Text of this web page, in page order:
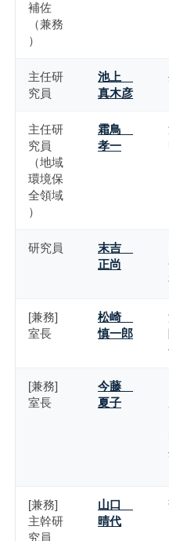
補佐
（兼務
）
主任研
究員
池上
真木彦
主任研
究員
（地域
環境保
全領域
）
霜鳥
孝一
研究員
末吉
正尚
[兼務]
室長
松崎
慎一郎
[兼務]
室長
今藤
夏子
[兼務]
主幹研
究員
山口
晴代